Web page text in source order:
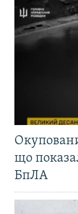
що
БпЛА